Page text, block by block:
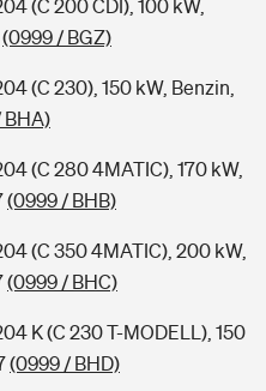
(C 200 CDI), 100 kW,
(0999 / BGZ)
(C 230), 150 kW, Benzin,
BHA)
(C 280 4MATIC), 170 kW,
(0999 / BHB)
(C 350 4MATIC), 200 kW,
(0999 / BHC)
K (C 230 T-MODELL), 150
(0999 / BHD)